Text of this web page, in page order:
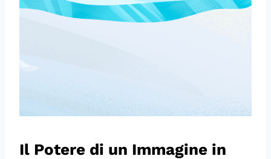
Il Potere di un Immagine in